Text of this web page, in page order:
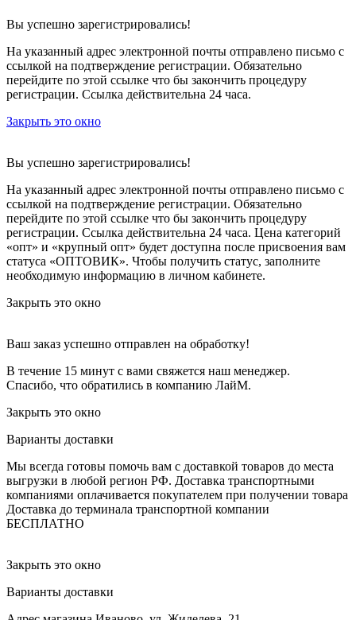
Вы успешно зарегистрировались!
На указанный адрес электронной почты отправлено письмо с
ссылкой на подтверждение регистрации. Обязательно
перейдите по этой ссылке что бы закончить процедуру
регистрации. Ссылка действительна 24 часа.
Закрыть это окно
Вы успешно зарегистрировались!
На указанный адрес электронной почты отправлено письмо с
ссылкой на подтверждение регистрации. Обязательно
перейдите по этой ссылке что бы закончить процедуру
регистрации. Ссылка действительна 24 часа. Цена категорий
«опт» и «крупный опт» будет доступна после присвоения вам
статуса «ОПТОВИК». Чтобы получить статус, заполните
необходимую информацию в личном кабинете.
Закрыть это окно
Ваш заказ успешно отправлен на обработку!
В течение 15 минут с вами свяжется наш менеджер.
Спасибо, что обратились в компанию ЛайМ.
Закрыть это окно
Варианты доставки
Мы всегда готовы помочь вам с доставкой товаров до места
выгрузки в любой регион РФ. Доставка транспортными
компаниями оплачивается покупателем при получении товара
Доставка до терминала транспортной компании
БЕСПЛАТНО
Закрыть это окно
Варианты доставки